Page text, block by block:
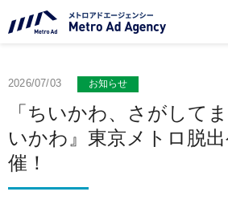
2026/07/03 お知らせ
「ちいかわ、さがして
いかわ』東京メトロ脱
催！